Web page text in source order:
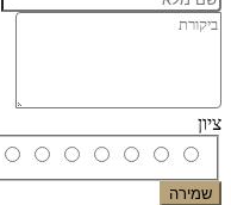
ציון
שמירה